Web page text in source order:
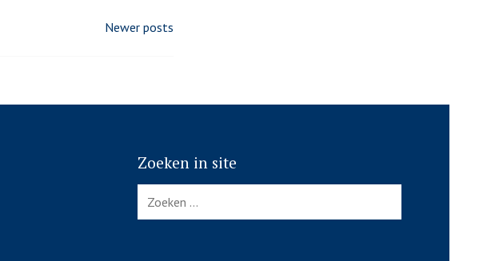
Newer posts
Zoeken in site